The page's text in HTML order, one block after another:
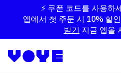
⚡ 쿠폰 코드를 사용하
앱에서 첫 주문 시 10% 할
받기
지금 앱을